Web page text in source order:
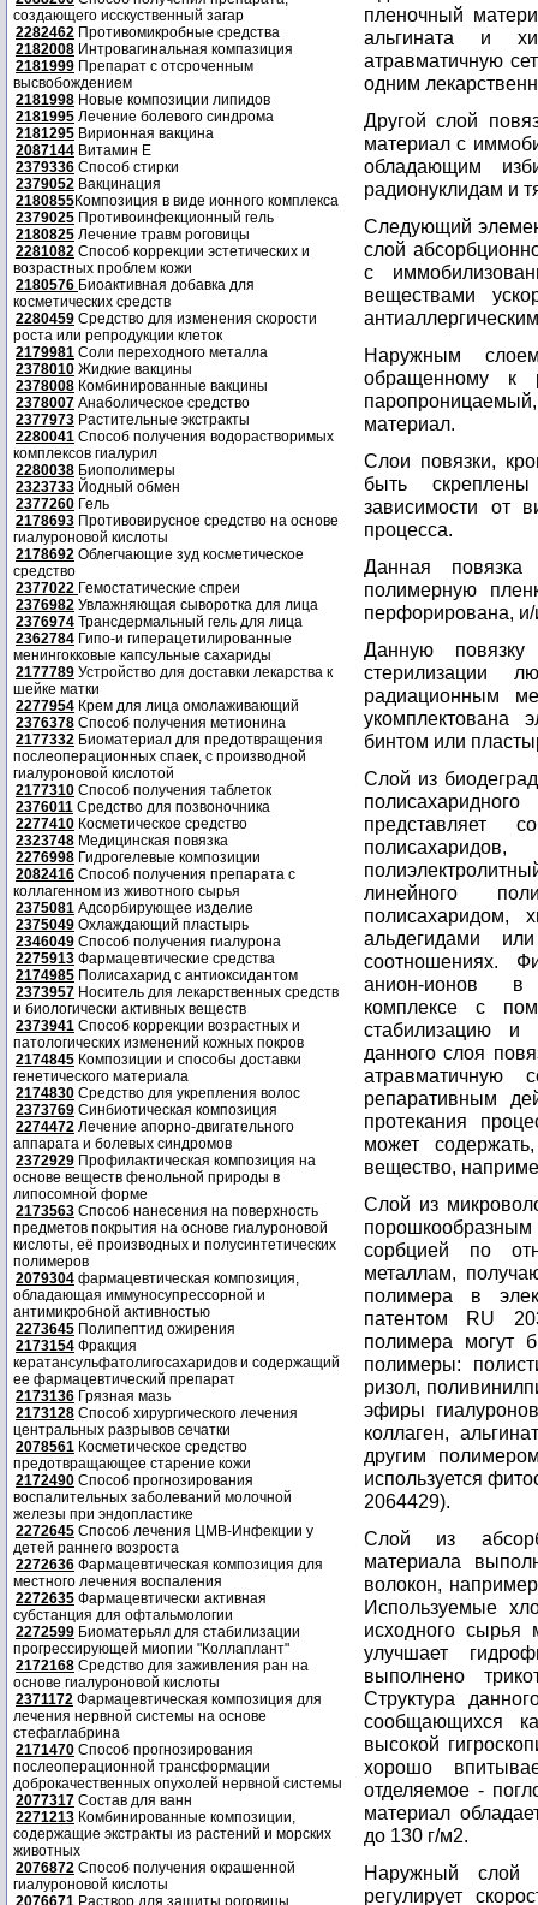
создающего исскуственный загар
2282462 Противомикробные средства
2182008 Интровагинальная компазиция
2181999 Препарат с отсроченным
высвобождением
2181998 Новые композиции липидов
2181995 Лечение болевого синдрома
2181295 Вирионная вакцина
2087144 Витамин Е
2379336 Способ стирки
2379052 Вакцинация
2180855Композиция в виде ионного комплекса
2379025 Противоинфекционный гель
2180825 Лечение травм роговицы
2281082 Способ коррекции эстетических и
возрастных проблем кожи
2180576 Биоактивная добавка для
косметических средств
2280459 Средство для изменения скорости
роста или репродукции клеток
2179981 Соли переходного металла
2378010 Жидкие вакцины
2378008 Комбинированные вакцины
2378007 Анаболическое средство
2377973 Растительные экстракты
2280041 Способ получения водорастворимых
комплексов гиалурил
2280038 Биополимеры
2323733 Йодный обмен
2377260 Гель
2178693 Противовирусное средство на основе
гиалуроновой кислоты
2178692 Облегчающие зуд косметическое
средство
2377022 Гемостатические спреи
2376982 Увлажняющая сыворотка для лица
2376974 Трансдермальный гель для лица
2362784 Гипо-и гиперацетилированные
менингокковые капсульные сахариды
2177789 Устройство для доставки лекарства к
шейке матки
2277954 Крем для лица омолаживающий
2376378 Способ получения метионина
2177332 Биоматериал для предотвращения
послеоперационных спаек, с производной
гиалуроновой кислотой
2177310 Способ получения таблеток
2376011 Средство для позвоночника
2277410 Косметическое средство
2323748 Медицинская повязка
2276998 Гидрогелевые композиции
2082416 Способ получения препарата с
коллагенном из животного сырья
2375081 Адсорбирующее изделие
2375049 Охлаждающий пластырь
2346049 Способ получения гиалурона
2275913 Фармацевтические средства
2174985 Полисахарид с антиоксидантом
2373957 Носитель для лекарственных средств
и биологически активных веществ
2373941 Способ коррекции возрастных и
патологических изменений кожных покров
2174845 Композиции и способы доставки
генетического материала
2174830 Средство для укрепления волос
2373769 Синбиотическая композиция
2274472 Лечение апорно-двигательного
аппарата и болевых синдромов
2372929 Профилактическая композиция на
основе веществ фенольной природы в
липосомной форме
2173563 Способ нанесения на поверхность
предметов покрытия на основе гиалуроновой
кислоты, её производных и полусинтетических
полимеров
2079304 фармацевтическая композиция,
обладающая иммуносупрессорной и
антимикробной активностью
2273645 Полипептид ожирения
2173154 Фракция
кератансульфатолигосахаридов и содержащий
ее фармацевтический препарат
2173136 Грязная мазь
2173128 Способ хирургического лечения
центральных разрывов сечатки
2078561 Косметическое средство
предотвращающее старение кожи
2172490 Способ прогнозирования
воспалительных заболеваний молочной
железы при эндопластике
2272645 Способ лечения ЦМВ-Инфекции у
детей раннего возроста
2272636 Фармацевтическая композиция для
местного лечения воспаления
2272635 Фармацевтически активная
субстанция для офтальмологии
2272599 Биоматерьял для стабилизации
прогрессирующей миопии "Коллаплант"
2172168 Средство для заживления ран на
основе гиалуроновой кислоты
2371172 Фармацевтическая композиция для
лечения нервной системы на основе
стефаглабрина
2171470 Способ прогнозирования
послеоперационной трансформации
доброкачественных опухолей нервной системы
2077317 Состав для ванн
2271213 Комбинированные композиции,
содержащие экстракты из растений и морских
животных
2076872 Способ получения окрашенной
гиалуроновой кислоты
2076671 Раствор для защиты роговицы
пленочный
альгината и
атравматичную
одним
Другой слой
материал с
обладающим
радионуклидам и
Следующий
слой
с
веществами
Наружным
обращенному к
материал.
Слои повязки,
быть
зависимости от
процесса.
Данная повязка
полимерную
перфорирована, и/
Данную
стерилизации
радиационным
укомплектована
бинтом или
Слой из
представляет
линейного
полисахаридом,
альдегидами
соотношениях.
анион-ионов в
комплексе с
стабилизацию и
данного слоя
атравматичную
репаративным
протекания
может
вещество,
Слой из
сорбцией по
металлам,
полимера в
патентом RU
полимера могут
полимеры:
ризол,
эфиры
коллаген,
другим
используется
2064429).
Слой из
материала
волокон,
Используемые
исходного сырья
улучшает
выполнено
Структура
сообщающихся
высокой
хорошо
отделяемое -
материал
до 130 г/м2.
Наружный слой
регулирует